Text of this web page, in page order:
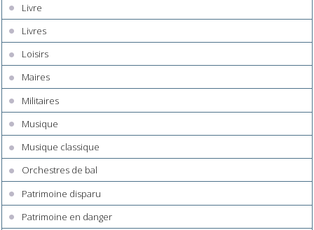
Livre
Livres
Loisirs
Maires
Militaires
Musique
Musique classique
Orchestres de bal
Patrimoine disparu
Patrimoine en danger